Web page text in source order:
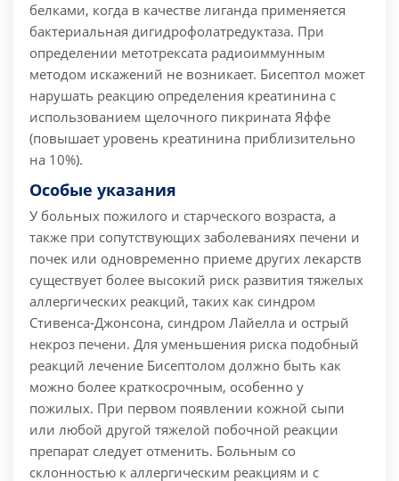
белками, когда в качестве лиганда применяется
бактериальная дигидрофолатредуктаза. При
определении метотрексата радиоиммунным
методом искажений не возникает. Бисептол может
нарушать реакцию определения креатинина с
использованием щелочного пикрината Яффе
(повышает уровень креатинина приблизительно
на 10%).
Особые указания
У больных пожилого и старческого возраста, а
также при сопутствующих заболеваниях печени и
почек или одновременно приеме других лекарств
существует более высокий риск развития тяжелых
аллергических реакций, таких как синдром
Стивенса-Джонсона, синдром Лайелла и острый
некроз печени. Для уменьшения риска подобный
реакций лечение Бисептолом должно быть как
можно более краткосрочным, особенно у
пожилых. При первом появлении кожной сыпи
или любой другой тяжелой побочной реакции
препарат следует отменить. Больным со
склонностью к аллергическим реакциям и с